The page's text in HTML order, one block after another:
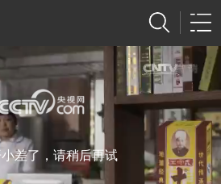
差了，请稍后再试